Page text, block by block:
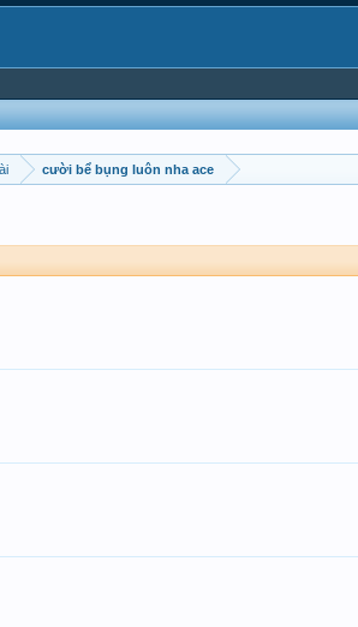
cười bể bụng luôn nha ace